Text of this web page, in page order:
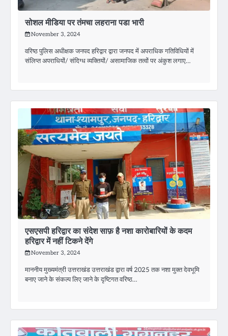
सोशल मीडिया पर तंमचा लहराना पडा भारी
November 3, 2024
वरिष्ठ पुलिस अधीक्षक जनपद हरिद्वार द्वारा जनपद में अपराधिक गतिविधियों में
संलिप्त अपराधियों/ संदिग्ध व्यक्तियों/ असामाजिक तत्वों पर अंकुश लगाए…
एसएसपी हरिद्वार का संदेश साफ़ है नशा कारोबारियों के कदम
हरिद्वार में नहीं टिकने देंगे
November 3, 2024
माननीय मुख्यमंत्री उत्तराखंड उत्तराखंड द्वारा वर्ष 2025 तक नशा मुक्त देवभूमि
बनाए जाने के संकल्प लिए जाने के दृष्टिगत वरिष्ठ…